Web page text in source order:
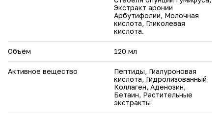
Экстракт аронии
Арбутифолии, Молочная
кислота, Гликолевая
кислота.
Объём 120 мл
Активное вещество
Пептиды, Гиалуроновая
кислота, Гидролизованный
Коллаген, Аденозин,
Бетаин, Растительные
экстракты